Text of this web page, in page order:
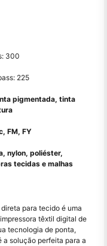
300
225
pigmentada, tinta
FM, FY
nylon, poliéster,
tecidas e malhas
para tecido é uma
têxtil digital de
tecnologia de ponta,
a solução perfeita para a